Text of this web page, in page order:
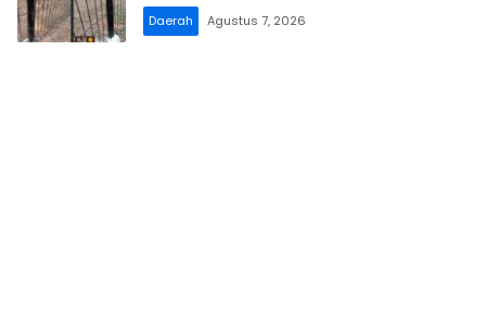
Daerah Agustus 7, 2026